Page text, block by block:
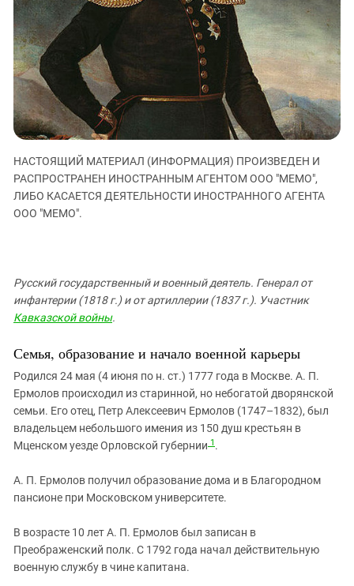
ЗАСТАВЛЯЕТ
КАВКАЗ ЗА ПАЛЕСТИНУ
ИНАКОМЫСЛИЕ В ЧЕЧНЕ
ПРЕСЛЕДОВАНИЕ АКТИВИСТОВ
МОБИЛИЗАЦИЯ И ПРОТЕСТЫ
Дагестан
Ингушетия
Кабардино-Балкария
Калмыкия
Карачаево-Черкесия
Краснодарский край
Нагорный Карабах
Российская Федерация
Ростовская область
Ставропольский край
Чечня
Южный Кавказ
ЮФО
НАСТОЯЩИЙ МАТЕРИАЛ (ИНФОРМАЦИЯ) ПРОИЗВЕДЕН И
РАСПРОСТРАНЕН ИНОСТРАННЫМ АГЕНТОМ ООО "МЕМО",
ЛИБО КАСАЕТСЯ ДЕЯТЕЛЬНОСТИ ИНОСТРАННОГО АГЕНТА
ООО "МЕМО".
Русский государственный и военный деятель. Генерал от
инфантерии (1818 г.) и от артиллерии (1837 г.). Участник
Кавказской войны.
Семья, образование и начало военной карьеры
Родился 24 мая (4 июня по н. ст.) 1777 года в Москве. А. П.
Ермолов происходил из старинной, но небогатой дворянской
семьи. Его отец, Петр Алексеевич Ермолов (1747–1832), был
владельцем небольшого имения из 150 душ крестьян в
Мценском уезде Орловской губернии 1 .
А. П. Ермолов получил образование дома и в Благородном
пансионе при Московском университете.
В возрасте 10 лет А. П. Ермолов был записан в
Преображенский полк. С 1792 года начал действительную
военную службу в чине капитана.